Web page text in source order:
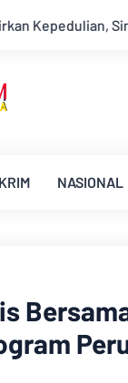
Perayaan
NASIONAL